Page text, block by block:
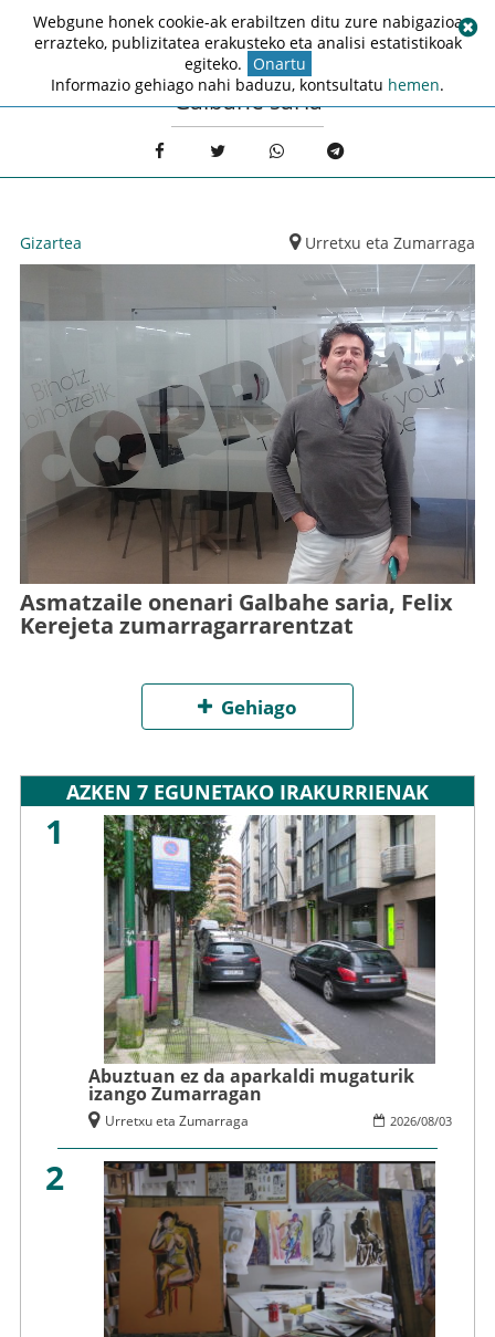
Galbahe saria
Gizartea Urretxu eta Zumarraga
Asmatzaile onenari Galbahe saria, Felix
Kerejeta zumarragarrarentzat
Gehiago
AZKEN 7 EGUNETAKO IRAKURRIENAK
1
Abuztuan ez da aparkaldi mugaturik
izango Zumarragan
2026/08/03
Urretxu eta Zumarraga
2
Webgune honek cookie-ak erabiltzen ditu zure nabigazioa
errazteko, publizitatea erakusteko eta analisi estatistikoak
egiteko. Onartu
Informazio gehiago nahi baduzu, kontsultatu hemen.